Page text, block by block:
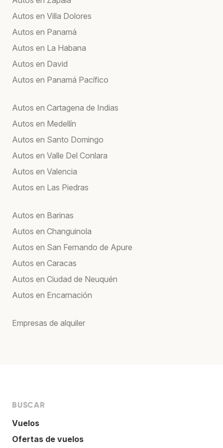
Autos en Villa Dolores
Autos en Panamá
Autos en La Habana
Autos en David
Autos en Panamá Pacífico
Autos en Cartagena de Indias
Autos en Medellín
Autos en Santo Domingo
Autos en Valle Del Conlara
Autos en Valencia
Autos en Las Piedras
Autos en Barinas
Autos en Changuinola
Autos en San Fernando de Apure
Autos en Caracas
Autos en Ciudad de Neuquén
Autos en Encarnación
Empresas de alquiler
BUSCAR
Vuelos
Ofertas de vuelos